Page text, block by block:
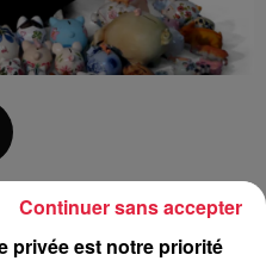
privée est notre priorité
Continuer sans accepter